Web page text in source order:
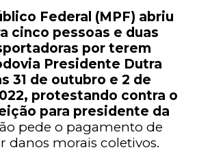
Federal (MPF) abriu
cinco pessoas e duas
por terem
Presidente Dutra
31 de outubro e 2 de
protestando contra o
para presidente da
pede o pagamento de
danos morais coletivos.